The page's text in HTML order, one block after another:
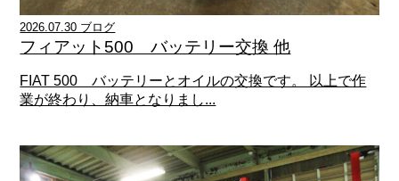
2026.07.30 ブログ
フィアット500 バッテリー交換 他
FIAT 500 バッテリーとオイルの交換です。 以上で作
業が終わり、納車となりまし...